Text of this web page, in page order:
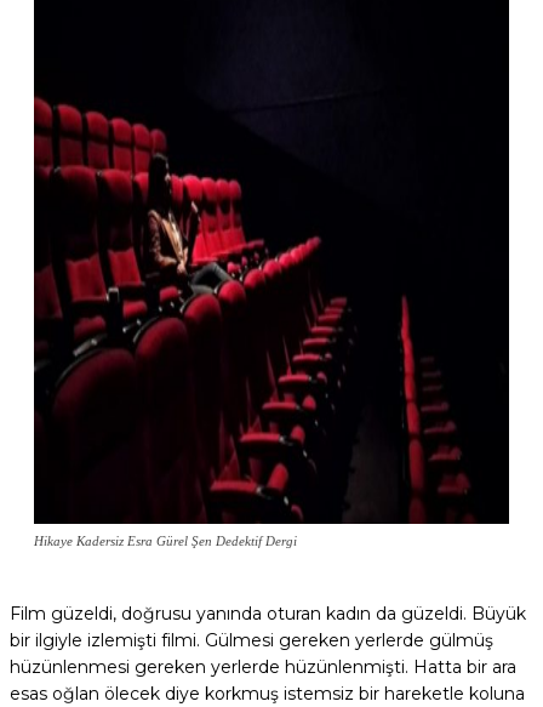
Hikaye Kadersiz Esra Gürel Şen Dedektif Dergi
Film güzeldi, doğrusu yanında oturan kadın da güzeldi. Büyük
bir ilgiyle izlemişti filmi. Gülmesi gereken yerlerde gülmüş
hüzünlenmesi gereken yerlerde hüzünlenmişti. Hatta bir ara
esas oğlan ölecek diye korkmuş istemsiz bir hareketle koluna